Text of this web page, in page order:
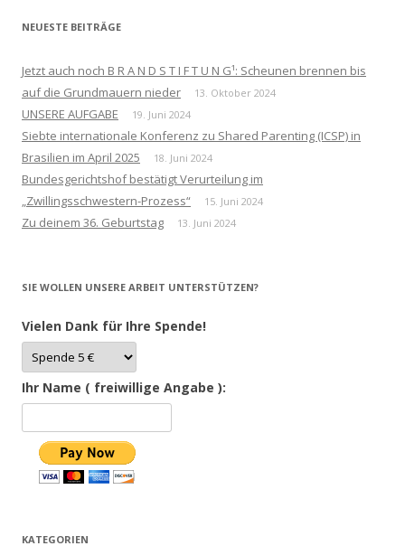
NEUESTE BEITRÄGE
Jetzt auch noch B R A N D S T I F T U N G¹: Scheunen brennen bis
auf die Grundmauern nieder
13. Oktober 2024
UNSERE AUFGABE 19. Juni 2024
Siebte internationale Konferenz zu Shared Parenting (ICSP) in
Brasilien im April 2025
18. Juni 2024
Bundesgerichtshof bestätigt Verurteilung im
„Zwillingsschwestern-Prozess“
15. Juni 2024
Zu deinem 36. Geburtstag 13. Juni 2024
SIE WOLLEN UNSERE ARBEIT UNTERSTÜTZEN?
Vielen Dank für Ihre Spende!
Ihr Name ( freiwillige Angabe ):
KATEGORIEN